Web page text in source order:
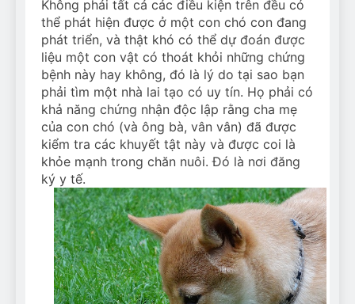
Không phải tất cả các điều kiện trên đều có
thể phát hiện được ở một con chó con đang
phát triển, và thật khó có thể dự đoán được
liệu một con vật có thoát khỏi những chứng
bệnh này hay không, đó là lý do tại sao bạn
phải tìm một nhà lai tạo có uy tín. Họ phải có
khả năng chứng nhận độc lập rằng cha mẹ
của con chó (và ông bà, vân vân) đã được
kiểm tra các khuyết tật này và được coi là
khỏe mạnh trong chăn nuôi. Đó là nơi đăng
ký y tế.